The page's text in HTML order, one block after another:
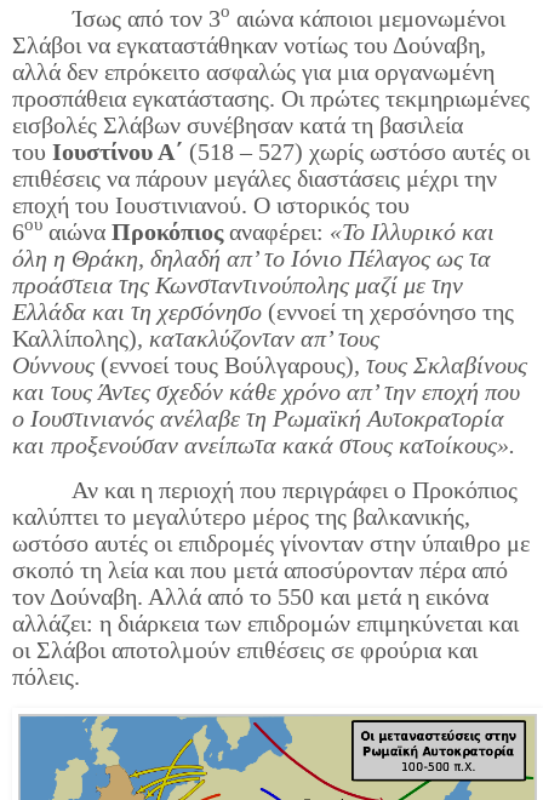
Ίσως από τον 3ο αιώνα κάποιοι μεμονωμένοι
Σλάβοι να εγκαταστάθηκαν νοτίως του Δούναβη,
αλλά δεν επρόκειτο ασφαλώς για μια οργανωμένη
προσπάθεια εγκατάστασης. Οι πρώτες τεκμηριωμένες
εισβολές Σλάβων συνέβησαν κατά τη βασιλεία
του Ιουστίνου Α΄ (518 – 527) χωρίς ωστόσο αυτές οι
επιθέσεις να πάρουν μεγάλες διαστάσεις μέχρι την
εποχή του Ιουστινιανού. Ο ιστορικός του
6ου αιώνα Προκόπιοςαναφέρει: «Το Ιλλυρικό και
όλη η Θράκη, δηλαδή απ’ το Ιόνιο Πέλαγος ως τα
προάστεια της Κωνσταντινούπολης μαζί με την
Ελλάδα και τη χερσόνησο (εννοεί τη χερσόνησο της
Καλλίπολης), κατακλύζονταν απ’ τους
Ούννους (εννοεί τους Βούλγαρους), τους Σκλαβίνους
και τους Άντες σχεδόν κάθε χρόνο απ’ την εποχή που
ο Ιουστινιανός ανέλαβε τη Ρωμαϊκή Αυτοκρατορία
και προξενούσαν ανείπωτα κακά στους κατοίκους».
Αν και η περιοχή που περιγράφει ο Προκόπιος
καλύπτει το μεγαλύτερο μέρος της βαλκανικής,
ωστόσο αυτές οι επιδρομές γίνονταν στην ύπαιθρο με
σκοπό τη λεία και που μετά αποσύρονταν πέρα από
τον Δούναβη. Αλλά από το 550 και μετά η εικόνα
αλλάζει: η διάρκεια των επιδρομών επιμηκύνεται και
οι Σλάβοι αποτολμούν επιθέσεις σε φρούρια και
πόλεις.